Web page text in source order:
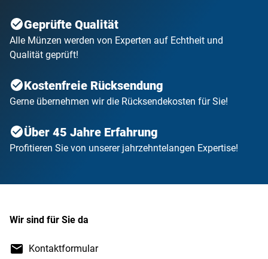
Geprüfte Qualität
Alle Münzen werden von Experten auf Echtheit und
Qualität geprüft!
Kostenfreie Rücksendung
Gerne übernehmen wir die Rücksendekosten für Sie!
Über 45 Jahre Erfahrung
Profitieren Sie von unserer jahrzehntelangen Expertise!
Wir sind für Sie da
Kontaktformular